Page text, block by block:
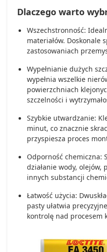
Dlaczego warto
Wszechstronność:
materiałów. Doskonale
zastosowaniach
Wypełnianie dużych
wypełnia wszelkie
powierzchniach
szczelności i
Szybkie utwardzanie:
minut, co znacznie
przyspiesza proces
Odporność chemiczna:
działanie wody, olejów,
innych substancji
Łatwość użycia:
pasty ułatwia
kontrolę nad procesem